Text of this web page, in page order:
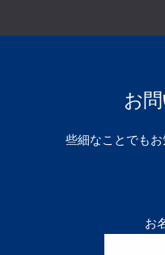
お
些細なことでもお
お